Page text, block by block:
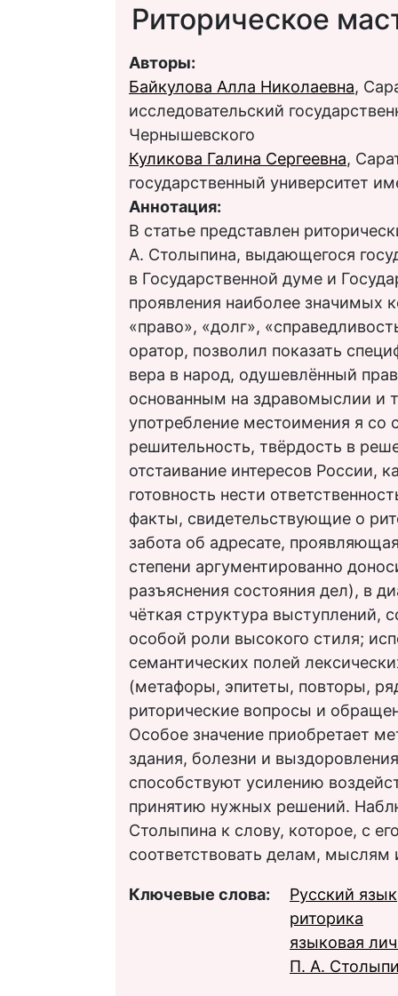
Риторическое
Авторы:
Байкулова Алла Николаевна,
исследовательский
Чернышевского
Куликова Галина Сергеевна,
государственный университет
Аннотация:
В статье представлен
А. Столыпина, выдающегося
в Государственной думе и
проявления наиболее значимых
«право», «долг»,
оратор, позволил показать
вера в народ, одушевлённый
основанным на здравомыслии и
употребление местоимения я со
решительность, твёрдость в
отстаивание интересов России,
готовность нести
факты, свидетельствующие о
забота об адресате,
степени аргументированно
разъяснения состояния дел), в
чёткая структура выступлений,
особой роли высокого стиля;
семантических полей
(метафоры, эпитеты, повторы,
риторические вопросы и
Особое значение приобретает
здания, болезни и
способствуют усилению
принятию нужных решений.
Столыпина к слову, которое, с
соответствовать делам, мыслям
Ключевые слова:
Русский язык
риторика
языковая
П. А.